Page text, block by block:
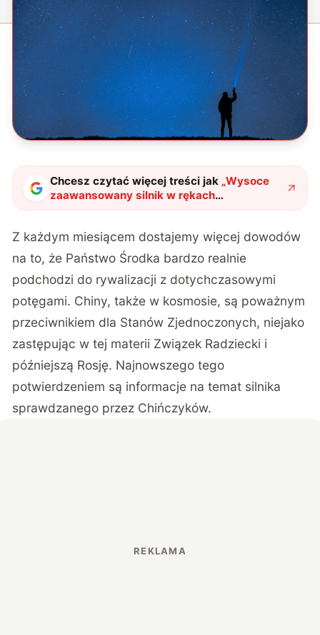
Chcesz czytać więcej treści jak „Wysoce
zaawansowany silnik w rękach
Chińczyków. To prawdziwa rewolucja"?
Z każdym miesiącem dostajemy więcej dowodów
na to, że Państwo Środka bardzo realnie
podchodzi do rywalizacji z dotychczasowymi
potęgami. Chiny, także w kosmosie, są poważnym
przeciwnikiem dla Stanów Zjednoczonych, niejako
zastępując w tej materii Związek Radziecki i
późniejszą Rosję. Najnowszego tego
potwierdzeniem są informacje na temat silnika
sprawdzanego przez Chińczyków.